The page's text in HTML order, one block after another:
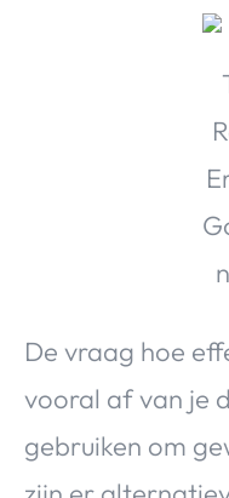
De vraag hoe
vooral af van je
gebruiken om